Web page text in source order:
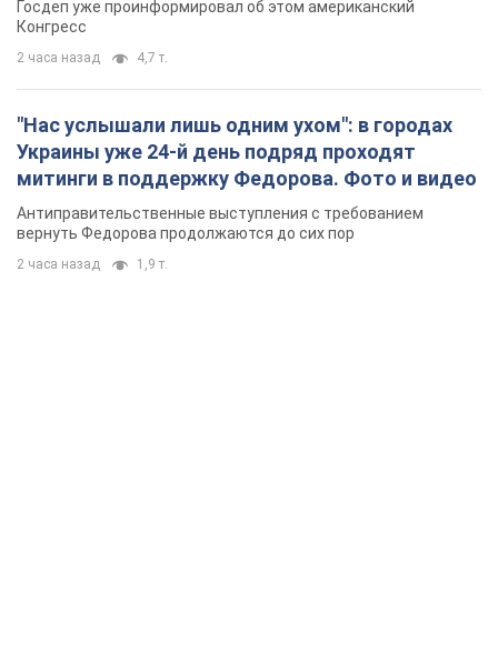
Госдеп уже проинформировал об этом американский
Конгресс
2 часа назад 4,7 т.
"Нас услышали лишь одним ухом": в городах
Украины уже 24-й день подряд проходят
митинги в поддержку Федорова. Фото и видео
Антиправительственные выступления с требованием
вернуть Федорова продолжаются до сих пор
2 часа назад 1,9 т.